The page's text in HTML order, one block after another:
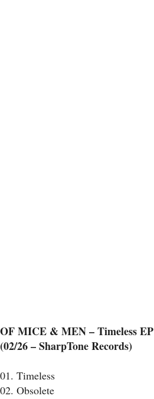
OF MICE & MEN – Timeless EP
(02/26 –SharpTone Records)
01. Timeless
02. Obsolete